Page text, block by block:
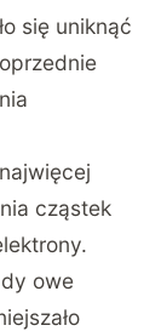
się uniknąć
cząstek
owe